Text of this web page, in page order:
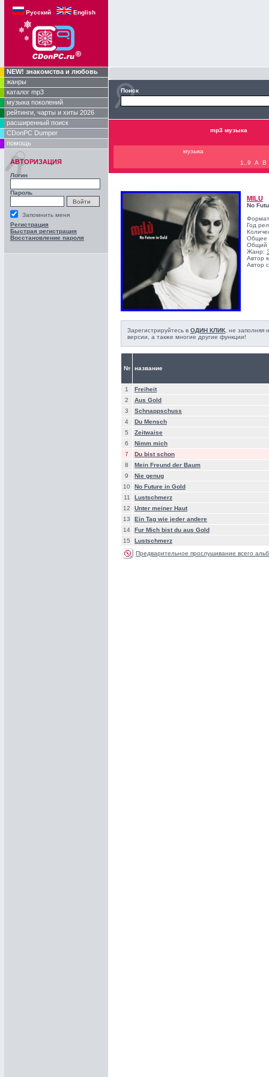
Русский English
NEW! знакомства и любовь
жанры
каталог mp3
музыка поколений
рейтинги, чарты и хиты 2026
расширенный поиск
CDonPC Dumper
помощь
АВТОРИЗАЦИЯ
Логин
Пароль
Запомнить меня
Регистрация
Быстрая регистрация
Восстановление пароля
Поиск
mp3 музыка
музыка
1..9
A B
MILU
No
Год
Общее
Общий
Жанр:
Автор
Автор
Зарегистрируйтесь в ОДИН КЛИК , не
версии, а также многие другие функции!
№ название
1
Freiheit
2
Aus Gold
3
Schnappschuss
4
Du Mensch
5
Zeitwaise
6
Nimm mich
7
Du bist schon
8
Mein Freund der Baum
9
Nie genug
10
No Future in Gold
11
Lustschmerz
12
Unter meiner Haut
13
Ein Tag wie jeder andere
14
Fur Mich bist du aus Gold
15
Lustschmerz
Предварительное прослушивание всего